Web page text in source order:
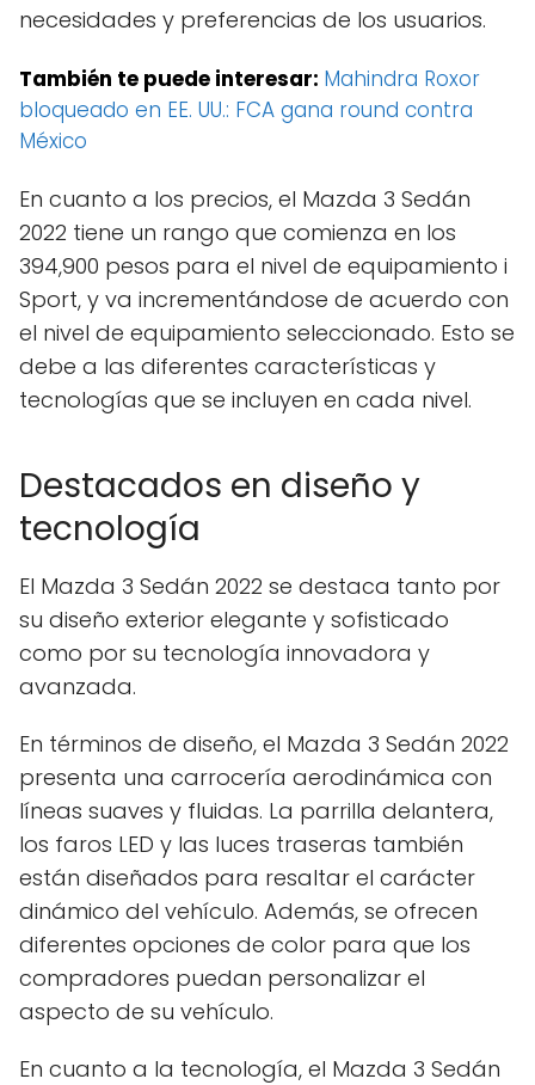
necesidades y preferencias de los usuarios.
También te puede interesar: Mahindra Roxor
bloqueado en EE. UU.: FCA gana round contra
México
En cuanto a los precios, el Mazda 3 Sedán
2022 tiene un rango que comienza en los
394,900 pesos para el nivel de equipamiento i
Sport, y va incrementándose de acuerdo con
el nivel de equipamiento seleccionado. Esto se
debe a las diferentes características y
tecnologías que se incluyen en cada nivel.
Destacados en diseño y
tecnología
El Mazda 3 Sedán 2022 se destaca tanto por
su diseño exterior elegante y sofisticado
como por su tecnología innovadora y
avanzada.
En términos de diseño, el Mazda 3 Sedán 2022
presenta una carrocería aerodinámica con
líneas suaves y fluidas. La parrilla delantera,
los faros LED y las luces traseras también
están diseñados para resaltar el carácter
dinámico del vehículo. Además, se ofrecen
diferentes opciones de color para que los
compradores puedan personalizar el
aspecto de su vehículo.
En cuanto a la tecnología, el Mazda 3 Sedán